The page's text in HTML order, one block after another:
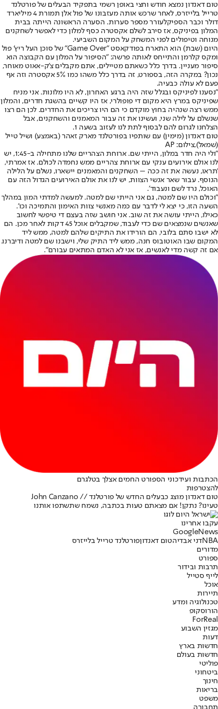
טום דאנדון נמצא חודש וחצי באופן רשמי בתפקיד הבעלים של פורטלנד
טרייל בלייזרס, לאחר שרכש אותה מעזבונו של פול אלן תמורת 4 מיליארד
דולר וכבר הספיקלעורר מספר סערות. הסערה הראשונה הייתה בבית
המלון בפיניקס, אז סירב לשלם אקסטרה כסף למלון כדי לאפשר לשחקנים
מנוחה וטיפולים לפני המשחק על המקום השביעי.
היום (שבת) הוא התארח בפודקאסט "Game Over" של סוכן העל ריץ' פול
ומקס קלרמן והתייחס לאותה פרשה: "הסיפור על המלון עם הקבוצה הוא
סיפור מעניין. בדרך כלל כשאתם מטיילים, אתם מקבלים צ'ק-אאוט מאוחר,
נכון? במקרה הזה, בספורט, זה בדרך כלל משהו כמו 5% אקסטרה וזה אף
פעם לא עולה כבעיה.
"נסענו לפיניקס ובגלל שזה היה ברגע האחרון, לא היו מלונות. אני מניח
שפיניקס במרץ היא מקום די פופולרי, אז היו קשיים בהשגת חדרים, והמלון
ממש רצה שנהיה בחוץ מוקדם כי הם היו צריכים את החדרים. לכן הם רצו
שנשלם על לילה שני, ועשינו את זה עבור המאמנים והשחקנים, אבל
הצלחנו לגרום להם לבסוף לתת לנו לעזוב בשעה 1.
טום דאנדון (מימין) עם שותפיו בפורטלנד מארק זאהר (באמצע) ושיל טייל
(שמאל),צילום: AP
"ולי היה חדר במלון, הייתי שם. ארוחת הצהריים שלנו מתחילה ב-1:45, יש
לנו אולם אירועים ענקי עם ארוחת צהריים ממש נחמדה לכולם. אז אמרתי,
'תראו, נעשה את זה ככה – השחקנים והמאמנים יישארו, נשלם על הלילה
הנוסף. עבור שאר אנשי הצוות, יש לנו את אולם האירועים הגדול הזה עם
האוכל, נרד לשם ונעבוד'.
"וכולם היו שם למטה, גם אני הייתי שם למטה. למעשה למדתי המון במהלך
השעה הזו, כי יצא לי לדבר עם כמה מאנשי צוות האימון והתמיכה וכו'.
כאילו, הייתי עושה את זה שוב. אני חושב שזה בעצם די טיפשי לחשוב
שאנשים שנמצאים שם כדי לעבוד, שמקבלים אוכל 45 דקות לאחר מכן. הם
לא ישבו סתם בלובי, הם הורידו את התיקים שלהם למטה, ממש ליד
המקום שבו האוטובוס חנה, ממש ליד התיק שלי, וישבנו שם למטה ודיברנו.
אם זה קשה מדי לאנשים, אז אני לא האדם המתאים עבורם".
הכתבות ועידכוני הספורט החמים אצלך בטלגרם
להצטרפות
טום דאנדון מוצג כבעלים החדש של פורטלנד // John Canzano
טעינו? נתקן! אם מצאתם טעות בכתבה, נשמח שתשתפו אותנו
עקבו אחרינו
Googl eNews
NBAדני אבדיהטום דאנדוןפורטלנד טרייל בלייזרס
מדורים
ספורט
תרבות ובידור
לייף סטייל
אוכל
תיירות
טכנולוגיה ומדע
הורוסקופ
ForReal
מגזין השבוע
דעות
חדשות בארץ
חדשות בעולם
פוליטי
ביטחוני
חינוך
בריאות
משפט